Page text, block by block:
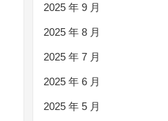
2025 年 9 月
2025 年 8 月
2025 年 7 月
2025 年 6 月
2025 年 5 月